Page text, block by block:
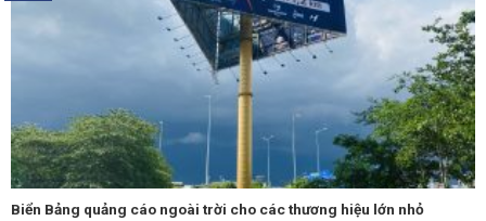
Biển Bảng quảng cáo ngoài trời cho các thương hiệu lớn nhỏ